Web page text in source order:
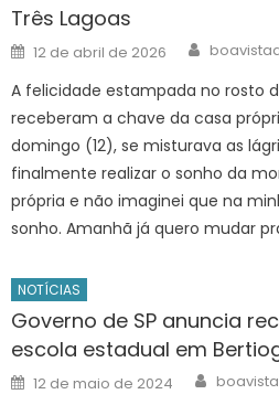
Três Lagoas
Posted
on
12 de abril de 2026 Author
A felicidade estampada no rosto
receberam a chave da casa
domingo (12), se misturava as
finalmente realizar o sonho da
própria e não imaginei que na
sonho. Amanhã já quero mudar
NOTÍCIAS
Governo de SP anuncia
escola estadual em
Posted
on
12 de maio de 2024 Author